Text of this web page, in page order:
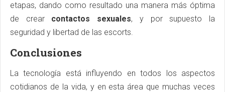
etapas, dando como resultado una manera más óptima
de crear contactos sexuales, y por supuesto la
seguridad y libertad de las escorts.
Conclusiones
La tecnología está influyendo en todos los aspectos
cotidianos de la vida, y en esta área que muchas veces